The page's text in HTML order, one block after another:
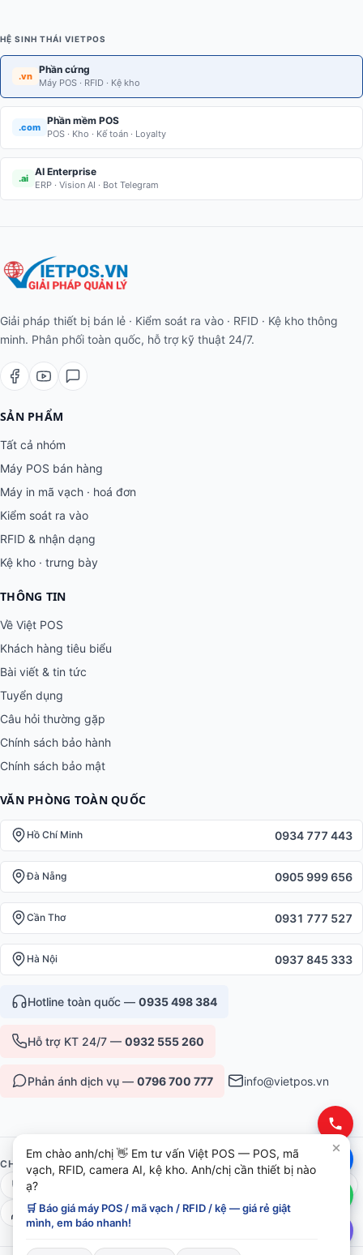
HỆ SINH THÁI VIETPOS
.vn
Phần cứng
Máy POS · RFID · Kệ kho
.com
Phần mềm POS
POS · Kho · Kế toán · Loyalty
.ai
AI Enterprise
ERP · Vision AI · Bot Telegram
Giải pháp thiết bị bán lẻ · Kiểm soát ra vào · RFID · Kệ kho thông
minh. Phân phối toàn quốc, hỗ trợ kỹ thuật 24/7.
SẢN PHẨM
Tất cả nhóm
Máy POS bán hàng
Máy in mã vạch · hoá đơn
Kiểm soát ra vào
RFID & nhận dạng
Kệ kho · trưng bày
THÔNG TIN
Về Việt POS
Khách hàng tiêu biểu
Bài viết & tin tức
Tuyển dụng
Câu hỏi thường gặp
Chính sách bảo hành
Chính sách bảo mật
VĂN PHÒNG TOÀN QUỐC
Hồ Chí Minh 0934 777 443
Đà Nẵng 0905 999 656
Cần Thơ 0931 777 527
Hà Nội 0937 845 333
Hotline toàn quốc — 0935 498 384
Hỗ trợ KT 24/7 — 0932 555 260
Phản ánh dịch vụ — 0796 700 777 info@vietpos.vn
CHỨNG NHẬN & UY TÍN
ISO 9001:2015
6+ năm phục vụ B2B
Em chào anh/chị 👋 Em tư vấn Việt POS — POS, mã
vạch, RFID, camera AI, kệ kho. Anh/chị cần thiết bị nào
ạ?
🛒 Báo giá máy POS / mã vạch / RFID / kệ — giá rẻ giật
mình, em báo nhanh!